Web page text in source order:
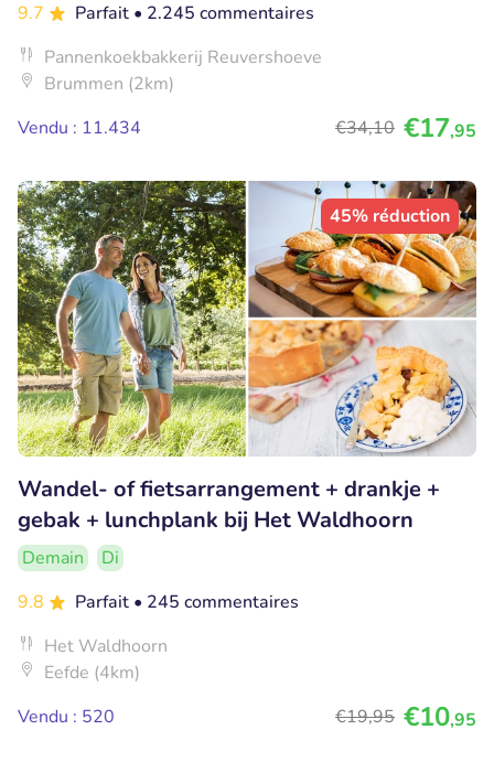
9.7
Parfait • 2.245 commentaires
Pannenkoekbakkerij Reuvershoeve
Brummen (2km)
Vendu : 11.434
€34,10 €17,95
45% réduction
Wandel- of fietsarrangement + drankje +
gebak + lunchplank bij Het Waldhoorn
Demain
Di
9.8
Parfait • 245 commentaires
Het Waldhoorn
Eefde (4km)
Vendu : 520
€19,95 €10,95